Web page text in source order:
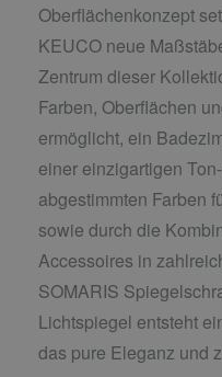
Oberflächenkonzept
KEUCO neue
Zentrum dieser
Farben, Oberflächen
ermöglicht, ein
einer einzigartigen
abgestimmten Farben
sowie durch die
Accessoires in
SOMARIS
Lichtspiegel entsteht
das pure Eleganz und